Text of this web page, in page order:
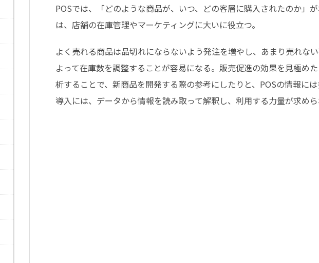
POSでは、「どのような商品が、いつ、どの客層に購入されたのか」
は、店舗の在庫管理やマーケティングに大いに役立つ。
よく売れる商品は品切れにならないよう発注を増やし、あまり売れな
よって在庫数を調整することが容易になる。販売促進の効果を見極め
析することで、新商品を開発する際の参考にしたりと、POSの情報に
導入には、データから情報を読み取って解釈し、利用する力量が求めら